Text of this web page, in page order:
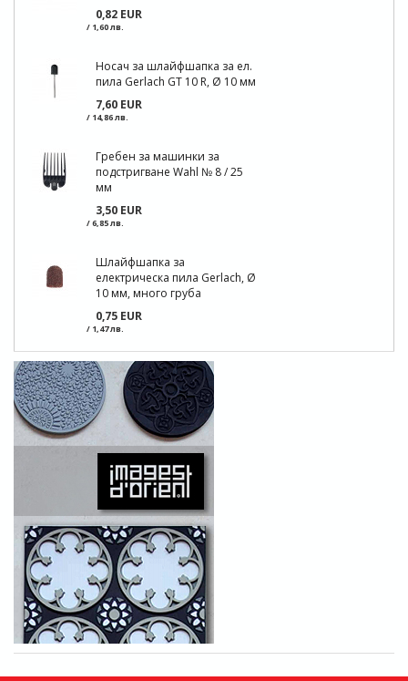
0,82 EUR
/ 1,60 лв.
Носач за шлайфшапка за ел.
пила Gerlach GT 10 R, Ø 10 мм
7,60 EUR
/ 14,86 лв.
Гребен за машинки за
подстригване Wahl № 8 / 25
мм
3,50 EUR
/ 6,85 лв.
Шлайфшапка за
електрическа пила Gerlach, Ø
10 мм, много груба
0,75 EUR
/ 1,47 лв.